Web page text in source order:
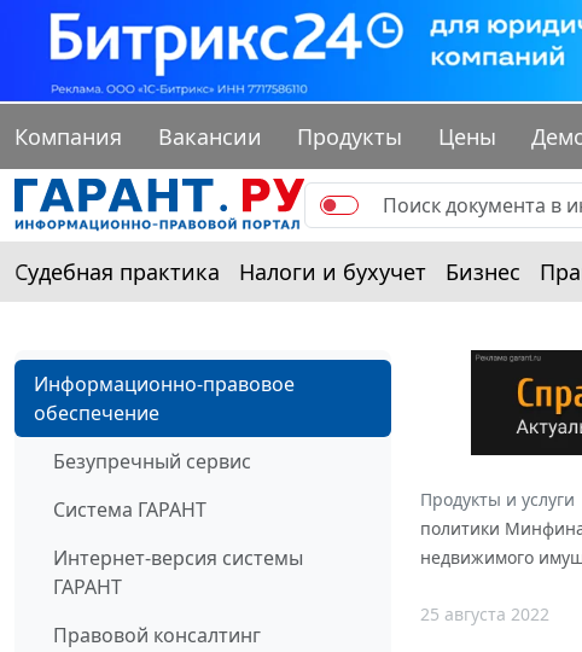
Компания Вакансии Продукты Цены
Судебная практика Налоги и бухучет Бизнес
Информационно-правовое
обеспечение
Безупречный сервис
Система ГАРАНТ
Интернет-версия системы
ГАРАНТ
Правовой консалтинг
Продукты и услуги
политики
недвижимого
25 августа 2022